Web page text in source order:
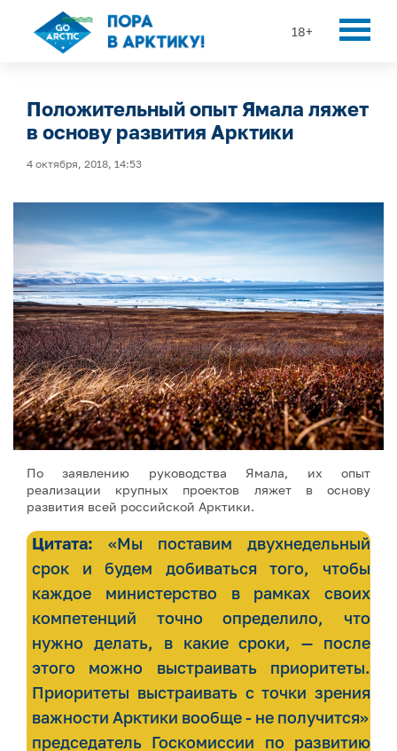
18+
Положительный опыт Ямала ляжет
в основу развития Арктики
4 октября, 2018, 14:53
По заявлению руководства Ямала, их опыт
реализации крупных проектов ляжет в основу
развития всей российской Арктики.
Цитата: «Мы поставим двухнедельный
срок и будем добиваться того, чтобы
каждое министерство в рамках своих
компетенций точно определило, что
нужно делать, в какие сроки, — после
этого можно выстраивать приоритеты.
Приоритеты выстраивать с точки зрения
важности Арктики вообще - не получится»
председатель Госкомиссии по развитию